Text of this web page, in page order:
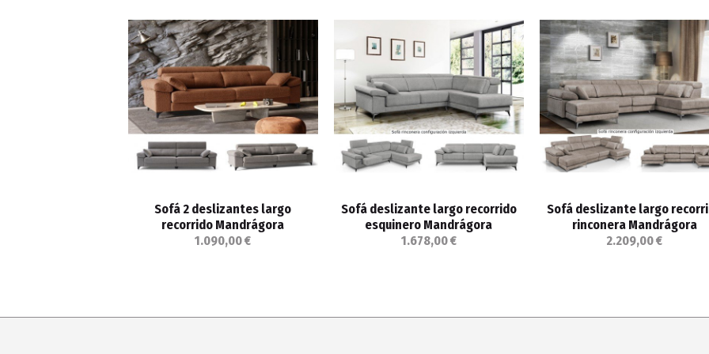
Sofá 2 deslizantes largo
recorrido Mandrágora
1.090,00 €
Sofá deslizante largo recorrido
esquinero Mandrágora
1.678,00 €
Sofá deslizante largo
rinconera Mandrágora
2.209,00 €